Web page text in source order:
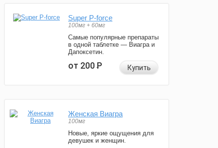
Super P-force
100мг + 60мг
Самые популярные препараты
в одной таблетке — Виагра и
Дапоксетин.
от 200Р Купить
Женская Виагра
100мг
Новые, яркие ощущения для
девушек и женщин.